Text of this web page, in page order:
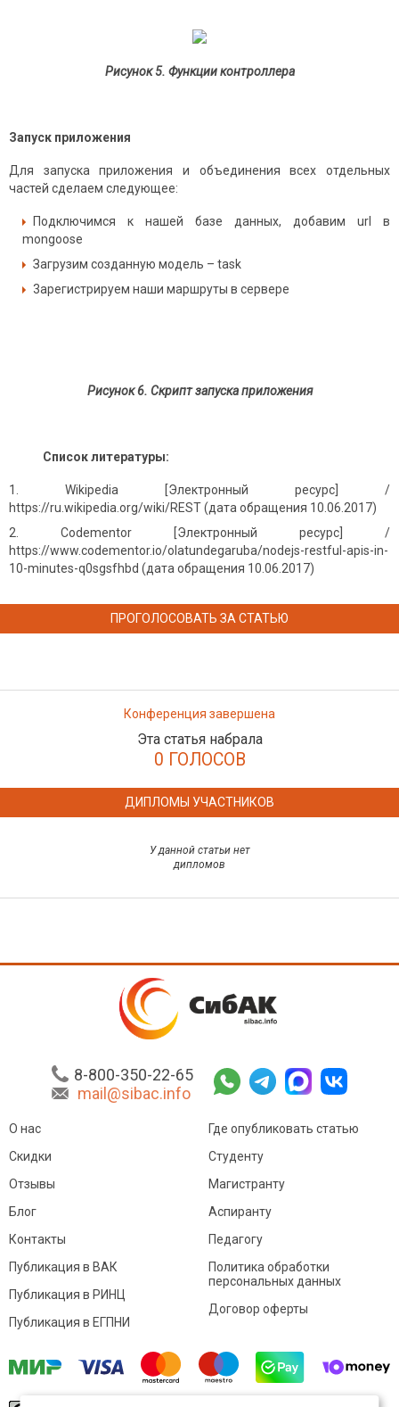
Рисунок 5. Функции контроллера
Запуск приложения
Для запуска приложения и объединения всех отдельных
частей сделаем следующее:
Подключимся к нашей базе данных, добавим url в
mongoose
Загрузим созданную модель – task
3арегистрируем наши маршруты в сервере
Рисунок 6. Скрипт запуска приложения
Список литературы:
Wikipedia [Электронный ресурс] /
https://ru.wikipedia.org/wiki/REST (дата обращения 10.06.2017)
Codementor [Электронный ресурс] /
https://www.codementor.io/olatundegaruba/nodejs-restful-apis-in-
10-minutes-q0sgsfhbd (дата обращения 10.06.2017)
ПРОГОЛОСОВАТЬ ЗА СТАТЬЮ
Конференция завершена
Эта статья набрала
0 ГОЛОСОВ
ДИПЛОМЫ УЧАСТНИКОВ
У данной статьи нет
дипломов
8-800-350-22-65
mail@sibac.info
О нас
Скидки
Отзывы
Блог
Контакты
Где опубликовать статью
Студенту
Магистранту
Аспиранту
Педагогу
Публикация в ВАК
Публикация в РИНЦ
Публикация в ЕГПНИ
Политика обработки
персональных данных
Договор оферты